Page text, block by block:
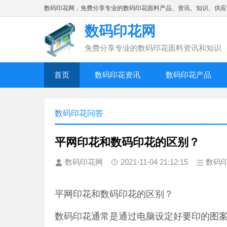
数码印花网，免费分享专业的数码印花面料产品、资讯、知识、供
数码印花网
免费分享专业的数码印花面料资讯和知识
首页 数码印花资讯 数码印花产品
数码印花问答
平网印花和数码印花的区别？
数码印花网 2021-11-04 21:12:15 数码
平网印花和数码印花的区别？
数码印花通常是通过电脑设定好要印的图